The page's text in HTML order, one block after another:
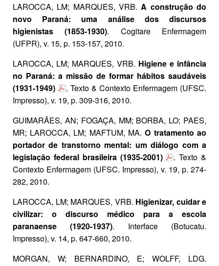
LAROCCA, LM; MARQUES, VRB. A construção do
novo Paraná: uma análise dos discursos
higienistas (1853-1930). Cogitare Enfermagem
(UFPR), v. 15, p. 153-157, 2010.
LAROCCA, LM; MARQUES, VRB. Higiene e infância
no Paraná: a missão de formar hábitos saudáveis
(1931-1949)
. Texto & Contexto Enfermagem (UFSC.
Impresso), v. 19, p. 309-316, 2010.
GUIMARÃES, AN; FOGAÇA, MM; BORBA, LO; PAES,
MR; LAROCCA, LM; MAFTUM, MA. O tratamento ao
portador de transtorno mental: um diálogo com a
legislação federal brasileira (1935-2001)
. Texto &
Contexto Enfermagem (UFSC. Impresso), v. 19, p. 274-
282, 2010.
LAROCCA, LM; MARQUES, VRB. Higienizar, cuidar e
civilizar: o discurso médico para a escola
paranaense (1920-1937). Interface (Botucatu.
Impresso), v. 14, p. 647-660, 2010.
MORGAN, W; BERNARDINO, E; WOLFF, LDG.